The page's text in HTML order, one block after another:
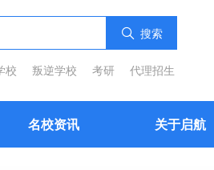
搜索
校 叛逆学校 考研 代理招生
名校资讯 关于启航